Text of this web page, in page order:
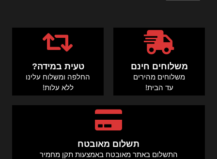
משלוחים חינם
משלוחים מהירים
עד הבית!
טעית במידה?
החלפה ומשלוח עלינו
ללא עלות!
תשלום מאובטח
התשלום באתר מאובטח באמצעות תקן מחמיר